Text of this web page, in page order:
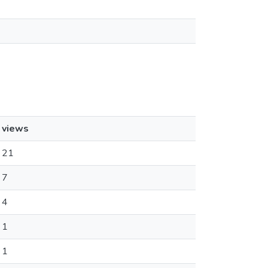
views
21
7
4
1
1